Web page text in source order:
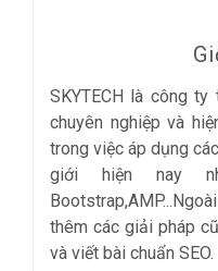
SKYTECH là công
chuyên nghiệp và
trong việc áp dụng
giới hiện nay
thêm các giải pháp
và viết bài chuẩn SEO.